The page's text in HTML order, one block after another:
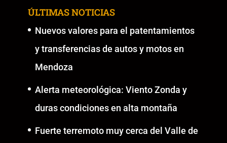
ÚLTIMAS NOTICIAS
Nuevos valores para el patentamientos
y transferencias de autos y motos en
Mendoza
Alerta meteorológica: Viento Zonda y
duras condiciones en alta montaña
Fuerte terremoto muy cerca del Valle de